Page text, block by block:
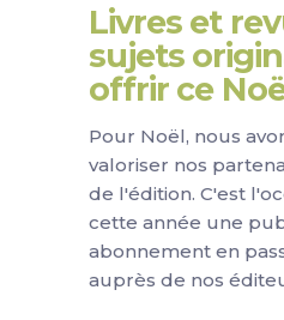
Livres et
sujets
offrir ce
Pour Noël, nous
valoriser nos
de l'édition. C'est
cette année une
abonnement en
auprès de nos